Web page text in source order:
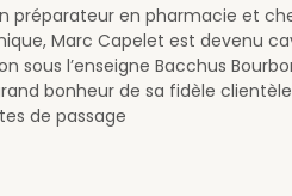
préparateur en pharmacie et
Marc Capelet est devenu
sous l’enseigne Bacchus
bonheur de sa fidèle
de passage